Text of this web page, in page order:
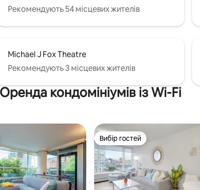
Рекомендують 54 місцевих жителів
Michael J Fox Theatre
Рекомендують 3 місцевих жителів
Оренда кондомініумів із Wi-Fi
Вибір гостей
Вибір гостей